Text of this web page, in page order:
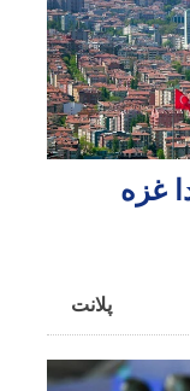
غزه
پلانت